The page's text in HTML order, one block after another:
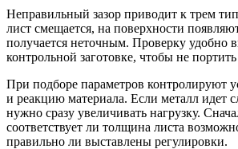
Неправильный зазор приводит к трем
лист смещается, на поверхности
получается неточным. Проверку удобно
контрольной заготовке, чтобы не
При подборе параметров контролируют
и реакцию материала. Если металл идет
нужно сразу увеличивать нагрузку.
соответствует ли толщина листа
правильно ли выставлены регулировки.